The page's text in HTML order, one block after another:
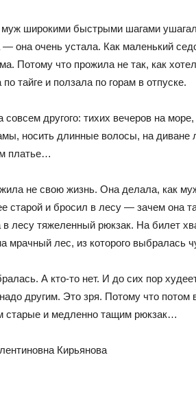
широкими быстрыми шагами
— она очень устала. Как маленький
Потому что прожила не так, как
тайге и ползала по горам в отпуске.
совсем другого: тихих вечеров на
носить длинные волосы, на диване
платье…
не свою жизнь. Она делала, как
старой и бросил в лесу — зачем она
в лесу тяжеленный рюкзак. На билет
мрачный лес, из которого выбралась
А кто-то нет. И до сих пор
другим. Это зря. Потому что
старые и медленно тащим рюкзак…
Кирьянова